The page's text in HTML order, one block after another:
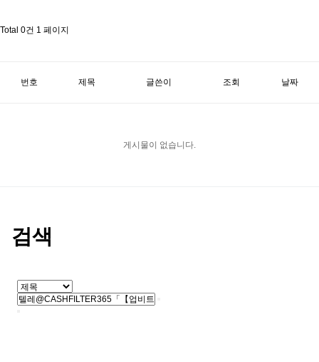
Total 0건 1 페이지
번호 제목 글쓴이 조회 날짜
게시물이 없습니다.
검색